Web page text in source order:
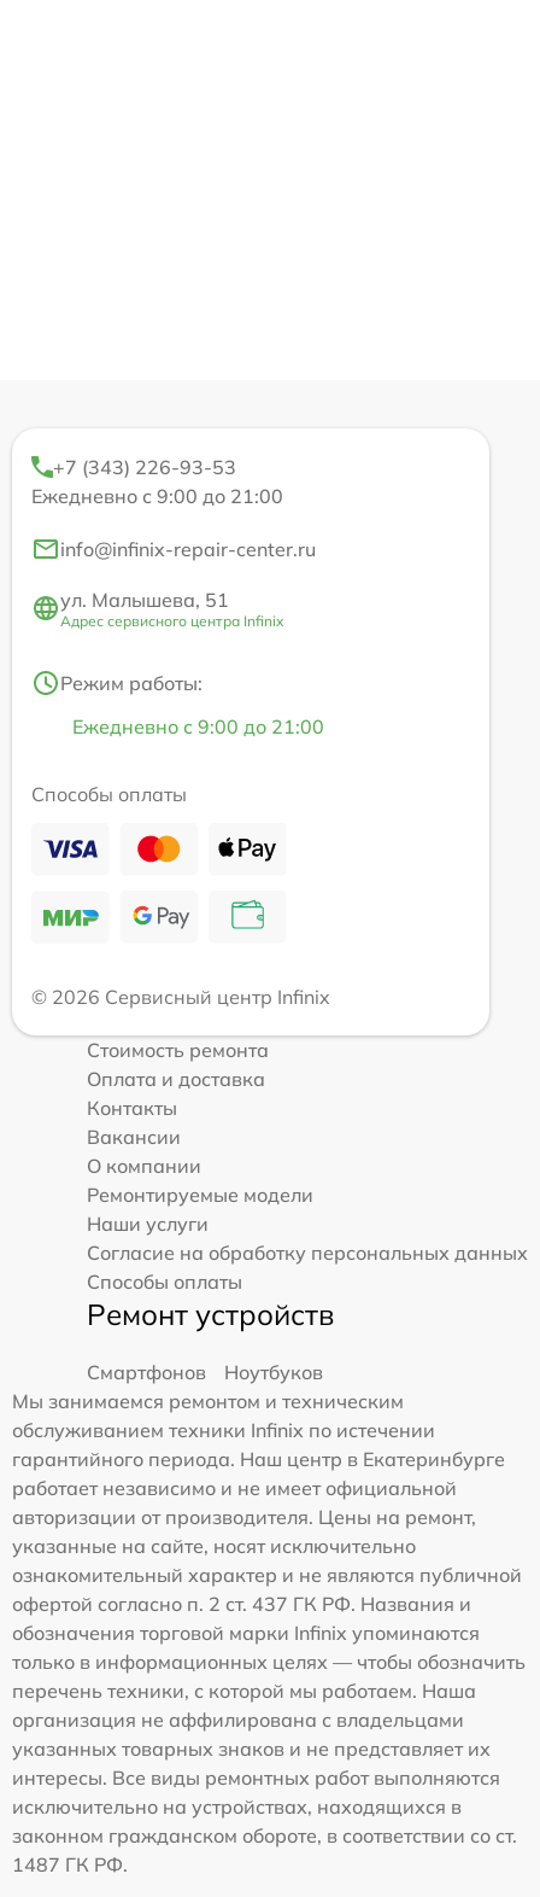
+7 (343) 226-93-53
Ежедневно с 9:00 до 21:00
info@infinix-repair-center.ru
ул. Малышева, 51
Адрес сервисного центра Infinix
Режим работы:
Ежедневно с 9:00 до 21:00
Способы оплаты
© 2026 Сервисный центр Infinix
Стоимость ремонта
Оплата и доставка
Контакты
Вакансии
О компании
Ремонтируемые модели
Наши услуги
Согласие на обработку персональных данных
Способы оплаты
Ремонт устройств
Смартфонов
Ноутбуков
Мы занимаемся ремонтом и техническим
обслуживанием техники Infinix по истечении
гарантийного периода. Наш центр в Екатеринбурге
работает независимо и не имеет официальной
авторизации от производителя. Цены на ремонт,
указанные на сайте, носят исключительно
ознакомительный характер и не являются публичной
офертой согласно п. 2 ст. 437 ГК РФ. Названия и
обозначения торговой марки Infinix упоминаются
только в информационных целях — чтобы обозначить
перечень техники, с которой мы работаем. Наша
организация не аффилирована с владельцами
указанных товарных знаков и не представляет их
интересы. Все виды ремонтных работ выполняются
исключительно на устройствах, находящихся в
законном гражданском обороте, в соответствии со ст.
1487 ГК РФ.